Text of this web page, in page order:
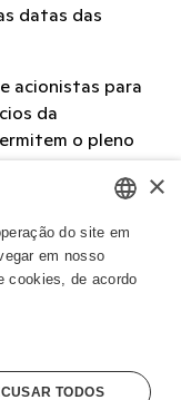
datas das
acionistas para
da
o pleno
na
dos votos
ENGLISH
×
do site em
em nosso
cookies, de acordo
TODOS